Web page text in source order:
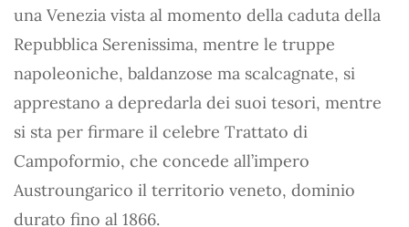
una Venezia vista al momento della caduta della
Repubblica Serenissima, mentre le truppe
napoleoniche, baldanzose ma scalcagnate, si
apprestano a depredarla dei suoi tesori, mentre
si sta per firmare il celebre Trattato di
Campoformio, che concede all’impero
Austroungarico il territorio veneto, dominio
durato fino al 1866.